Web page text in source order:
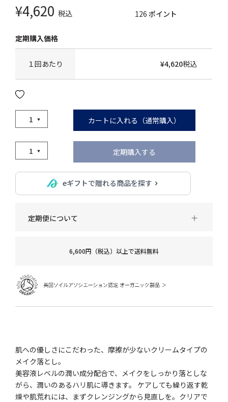
¥4,620 税込 126 ポイント
１回あたり ¥4,620税込
カートに入れる（通常購入）
定期購入する
eギフトで贈れる商品を探す
定期便について
6,600円（税込）以上で送料無料
肌への優しさにこだわった、摩擦が少ないクリームタイプの
メイク落とし。
美容液レベルの潤い成分配合で、メイクをしっかり落としな
がら、潤いのあるハリ肌に導きます。 ケアしても繰り返す乾
燥や肌荒れには、まずクレンジングから見直しを。クリアで